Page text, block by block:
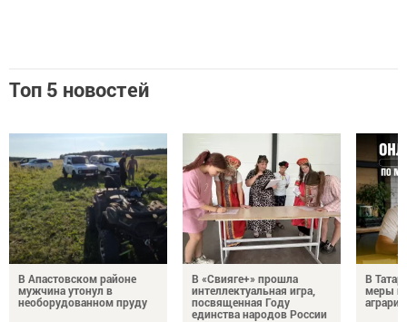
Топ 5 новостей
В Апастовском районе
мужчина утонул в
необорудованном пруду
В «Свияге+» прошла
интеллектуальная игра,
посвященная Году
единства народов России
В
меры